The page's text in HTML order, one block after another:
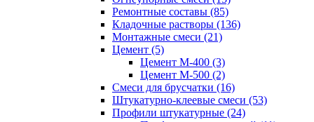
Ремонтные составы (85)
Кладочные растворы (136)
Монтажные смеси (21)
Цемент (5)
Цемент М-400 (3)
Цемент М-500 (2)
Смеси для брусчатки (16)
Штукатурно-клеевые смеси (53)
Профили штукатурные (24)